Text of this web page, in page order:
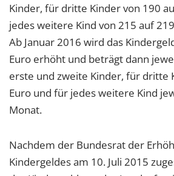
Kinder, für dritte Kinder von 190
jedes weitere Kind von 215 auf
Ab Januar 2016 wird das
Euro erhöht und beträgt dann
erste und zweite Kinder, für dritte
Euro und für jedes weitere Kind
Monat.
Nachdem der Bundesrat der
Kindergeldes am 10. Juli 2015